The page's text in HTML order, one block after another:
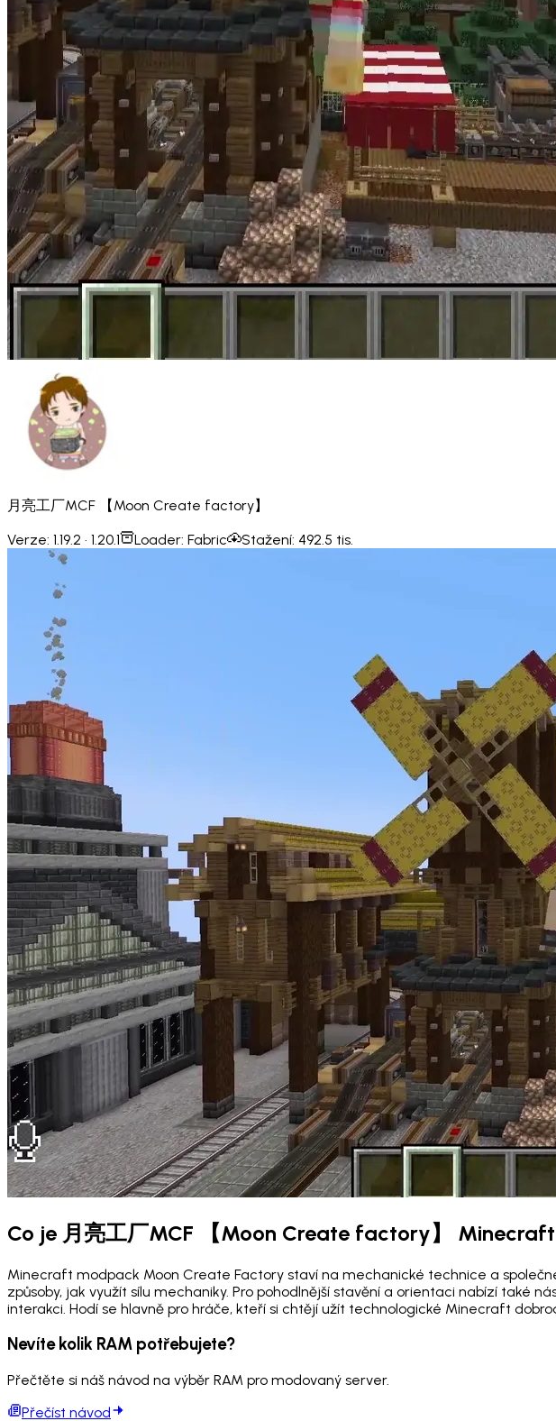
月亮工厂MCF 【Moon Create factory】
Verze: 1.19.2 · 1.20.1 Loader: Fabric Stažení: 492.5 tis.
Co je 月亮工厂MCF 【Moon Create factory】
Minecraft modpack Moon Create Factory staví na mechanické technice a
způsoby, jak využít sílu mechaniky. Pro pohodlnější stavění a orientaci nabízí také
interakci. Hodí se hlavně pro hráče, kteří si chtějí užít technologické Minecraft
Nevíte kolik RAM potřebujete?
Přečtěte si náš návod na výběr RAM pro modovaný server.
Přečíst návod